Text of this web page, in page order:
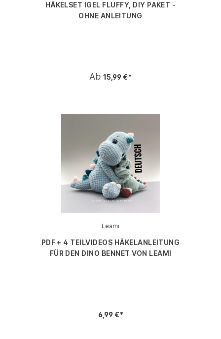
HÄKELSET IGEL FLUFFY, DIY PAKET -
OHNE ANLEITUNG
Ab 15,99 €*
Leami
PDF + 4 TEILVIDEOS HÄKELANLEITUNG
FÜR DEN DINO BENNET VON LEAMI
6,99 €*